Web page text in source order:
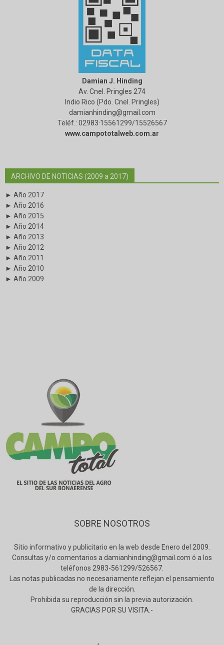
Damian J. Hinding
Av. Cnel. Pringles 274
Indio Rico (Pdo. Cnel. Pringles)
damianhinding@gmail.com
Teléf.: 02983·15561299/15526567
www.campototalweb.com.ar
ARCHIVO DE NOTICIAS (2009 a 2017)
► Año 2017
► Año 2016
► Año 2015
► Año 2014
► Año 2013
► Año 2012
► Año 2011
► Año 2010
► Año 2009
SOBRE NOSOTROS
Sitio informativo y publicitario en la web desde Enero del 2009.
Consultas y/o comentarios a damianhinding@gmail.com ó a los
teléfonos 2983-561299/526567.
Las notas publicadas no necesariamente reflejan el pensamiento
de la dirección.
Prohibida su reproducción sin la previa autorización.
GRACIAS POR SU VISITA.-